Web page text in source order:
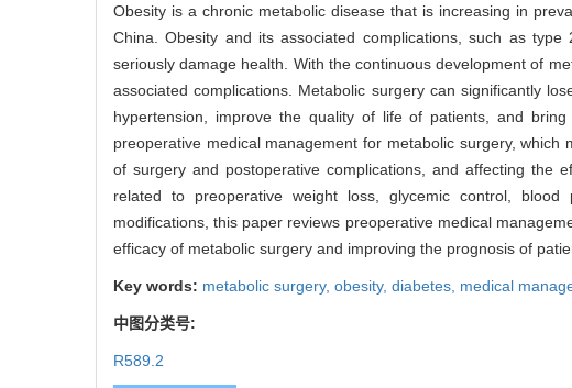
Obesity is a chronic metabolic disease that is increasing in
China. Obesity and its associated complications, such as
seriously damage health. With the continuous development of
associated complications. Metabolic surgery can significantly
hypertension, improve the quality of life of patients, and
preoperative medical management for metabolic surgery,
of surgery and postoperative complications, and affecting the
related to preoperative weight loss, glycemic control, blood
modifications, this paper reviews preoperative medical
efficacy of metabolic surgery and improving the prognosis of
Key words: metabolic surgery, obesity, diabetes, medical
中图分类号:
R589.2